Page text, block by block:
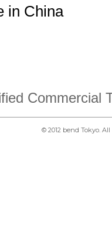
in China
Commercial
© 2012 bend Tokyo.